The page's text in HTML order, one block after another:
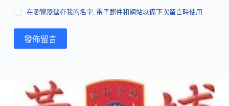
在瀏覽器儲存我的名字, 電子郵件和網站以備下次留言時使用.
發佈留言